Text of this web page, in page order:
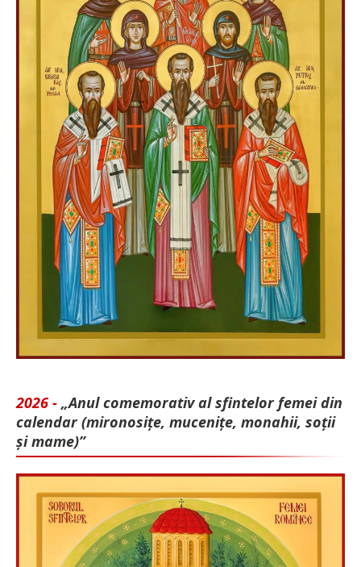
2026 - „Anul comemorativ al sfintelor femei din
calendar (mironosițe, mu­cenițe, monahii, soții
și mame)”